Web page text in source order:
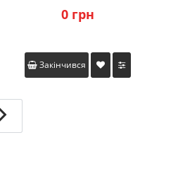
0 грн
Закінчився